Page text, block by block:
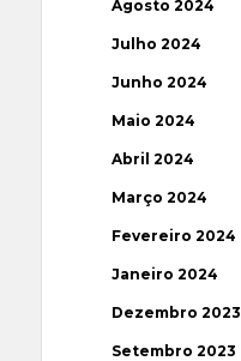
Agosto 2024
Julho 2024
Junho 2024
Maio 2024
Abril 2024
Março 2024
Fevereiro 2024
Janeiro 2024
Dezembro 2023
Setembro 2023